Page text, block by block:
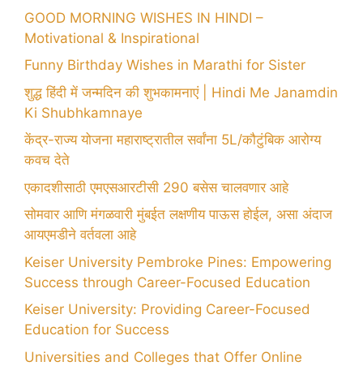
GOOD MORNING WISHES IN HINDI –
Motivational & Inspirational
Funny Birthday Wishes in Marathi for Sister
शुद्ध हिंदी में जन्मदिन की शुभकामनाएं | Hindi Me Janamdin
Ki Shubhkamnaye
केंद्र-राज्य योजना महाराष्ट्रातील सर्वांना 5L/कौटुंबिक आरोग्य
कवच देते
एकादशीसाठी एमएसआरटीसी 290 बसेस चालवणार आहे
सोमवार आणि मंगळवारी मुंबईत लक्षणीय पाऊस होईल, असा अंदाज
आयएमडीने वर्तवला आहे
Keiser University Pembroke Pines: Empowering
Success through Career-Focused Education
Keiser University: Providing Career-Focused
Education for Success
Universities and Colleges that Offer Online